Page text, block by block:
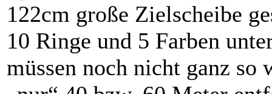
122cm große Zielscheibe
10 Ringe und 5 Farben
müssen noch nicht ganz